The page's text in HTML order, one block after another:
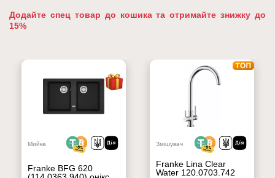
Додайте спец товар до кошика та отримайте знижку до
15%
Мийка
Franke BFG 620
Змішувач
Franke Lina Clear
Water 120.0703.742